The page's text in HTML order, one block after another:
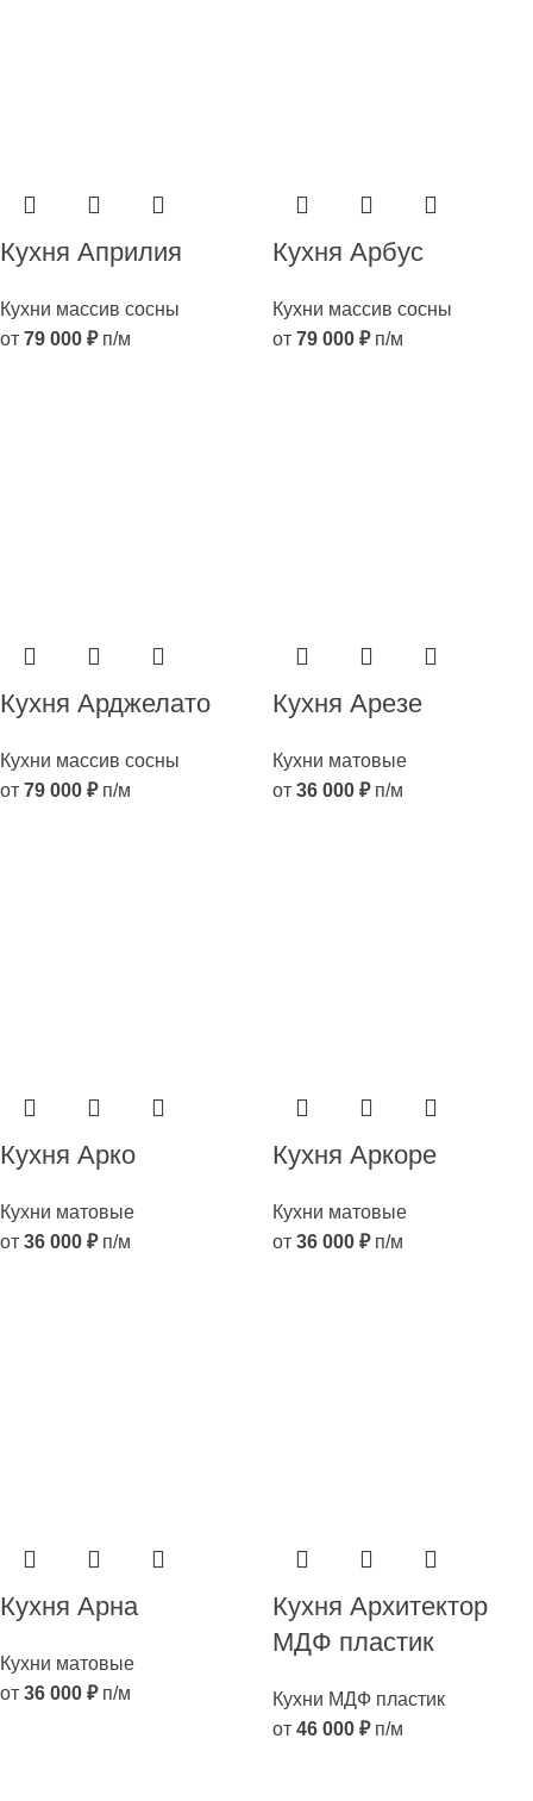
Кухня Априлия
Кухни массив сосны
от 79 000 ₽п/м
Кухня Арбус
Кухни массив сосны
от 79 000 ₽п/м
Кухня Арджелато
Кухни массив сосны
от 79 000 ₽п/м
Кухня Арезе
Кухни матовые
от 36 000 ₽п/м
Кухня Арко
Кухни матовые
от 36 000 ₽п/м
Кухня Аркоре
Кухни матовые
от 36 000 ₽п/м
Кухня Арна
Кухни матовые
от 36 000 ₽п/м
Кухня Архитектор
МДФ пластик
Кухни МДФ пластик
от 46 000 ₽п/м